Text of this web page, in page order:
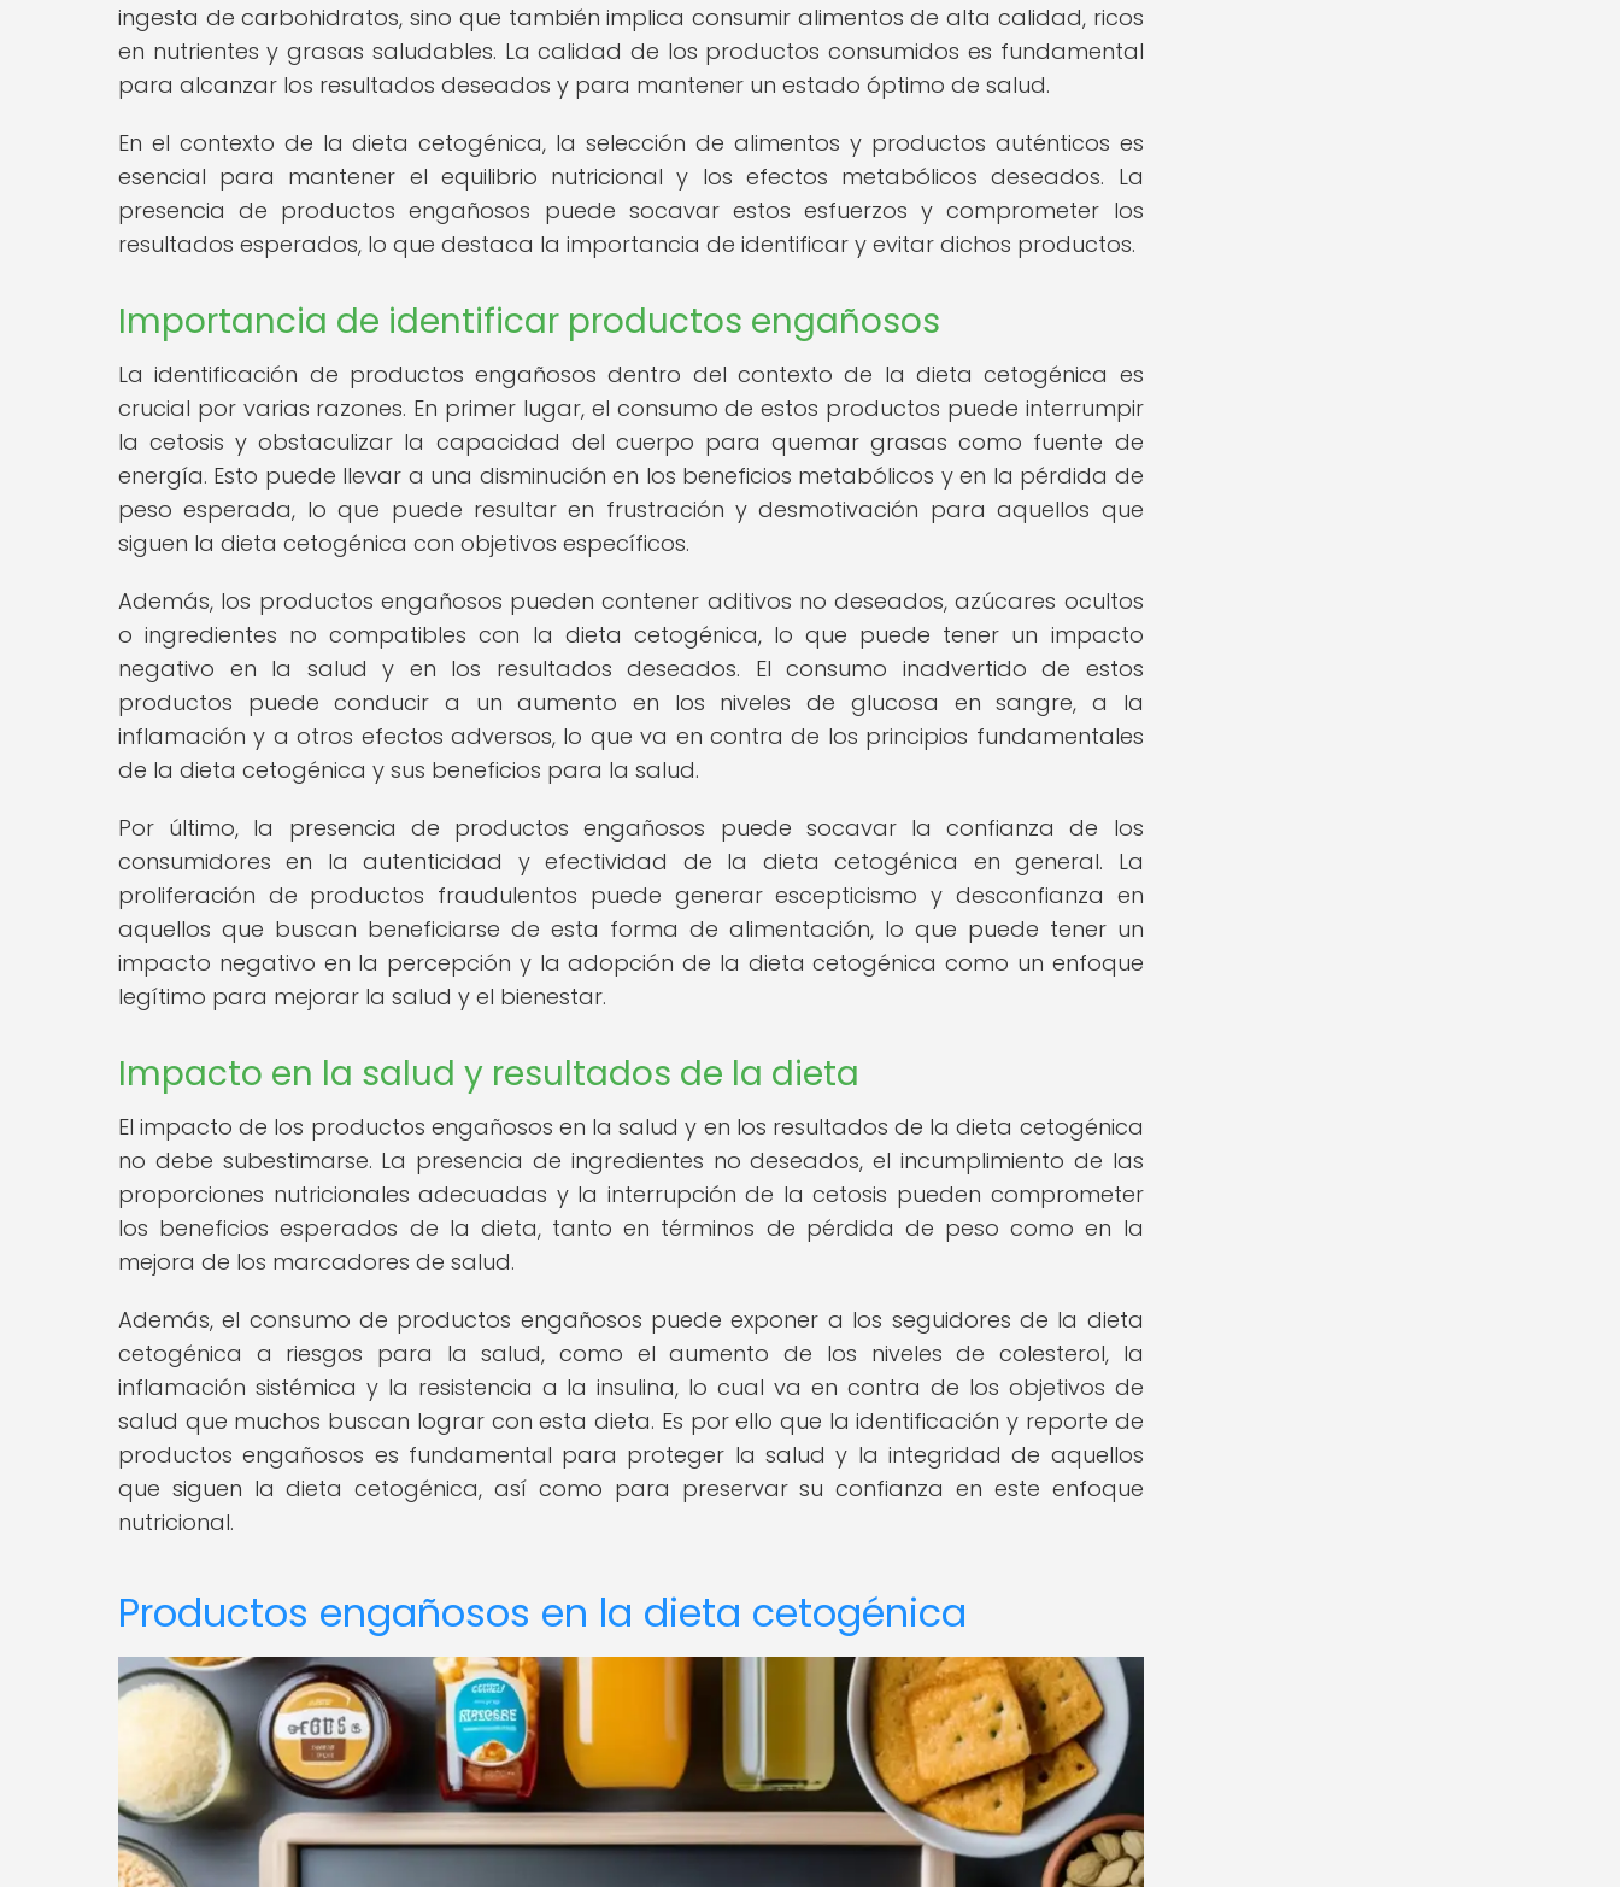
ingesta de carbohidratos, sino que también implica consumir alimentos de alta calidad, ricos
en nutrientes y grasas saludables. La calidad de los productos consumidos es fundamental
para alcanzar los resultados deseados y para mantener un estado óptimo de salud.
En el contexto de la dieta cetogénica, la selección de alimentos y productos auténticos es
esencial para mantener el equilibrio nutricional y los efectos metabólicos deseados. La
presencia de productos engañosos puede socavar estos esfuerzos y comprometer los
resultados esperados, lo que destaca la importancia de identificar y evitar dichos productos.
Importancia de identificar productos engañosos
La identificación de productos engañosos dentro del contexto de la dieta cetogénica es
crucial por varias razones. En primer lugar, el consumo de estos productos puede interrumpir
la cetosis y obstaculizar la capacidad del cuerpo para quemar grasas como fuente de
energía. Esto puede llevar a una disminución en los beneficios metabólicos y en la pérdida de
peso esperada, lo que puede resultar en frustración y desmotivación para aquellos que
siguen la dieta cetogénica con objetivos específicos.
Además, los productos engañosos pueden contener aditivos no deseados, azúcares ocultos
o ingredientes no compatibles con la dieta cetogénica, lo que puede tener un impacto
negativo en la salud y en los resultados deseados. El consumo inadvertido de estos
productos puede conducir a un aumento en los niveles de glucosa en sangre, a la
inflamación y a otros efectos adversos, lo que va en contra de los principios fundamentales
de la dieta cetogénica y sus beneficios para la salud.
Por último, la presencia de productos engañosos puede socavar la confianza de los
consumidores en la autenticidad y efectividad de la dieta cetogénica en general. La
proliferación de productos fraudulentos puede generar escepticismo y desconfianza en
aquellos que buscan beneficiarse de esta forma de alimentación, lo que puede tener un
impacto negativo en la percepción y la adopción de la dieta cetogénica como un enfoque
legítimo para mejorar la salud y el bienestar.
Impacto en la salud y resultados de la dieta
El impacto de los productos engañosos en la salud y en los resultados de la dieta cetogénica
no debe subestimarse. La presencia de ingredientes no deseados, el incumplimiento de las
proporciones nutricionales adecuadas y la interrupción de la cetosis pueden comprometer
los beneficios esperados de la dieta, tanto en términos de pérdida de peso como en la
mejora de los marcadores de salud.
Además, el consumo de productos engañosos puede exponer a los seguidores de la dieta
cetogénica a riesgos para la salud, como el aumento de los niveles de colesterol, la
inflamación sistémica y la resistencia a la insulina, lo cual va en contra de los objetivos de
salud que muchos buscan lograr con esta dieta. Es por ello que la identificación y reporte de
productos engañosos es fundamental para proteger la salud y la integridad de aquellos
que siguen la dieta cetogénica, así como para preservar su confianza en este enfoque
nutricional.
Productos engañosos en la dieta cetogénica